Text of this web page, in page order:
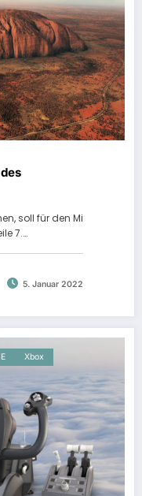
soll für den Mi
7.…
5. Januar 2022
Xbox